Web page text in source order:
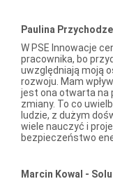
Paulina
W PSE Innowacje
pracownika, bo
uwzględniają moją
rozwoju. Mam
jest ona otwarta na
zmiany. To co
ludzie, z dużym
wiele nauczyć i
bezpieczeństwo
Marcin Kowal -